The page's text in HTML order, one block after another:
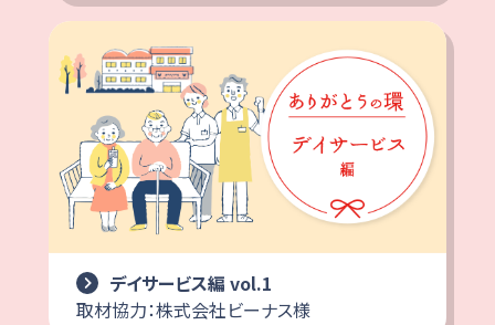
デイサービス編 vol.1
取材協力：株式会社ビーナス様